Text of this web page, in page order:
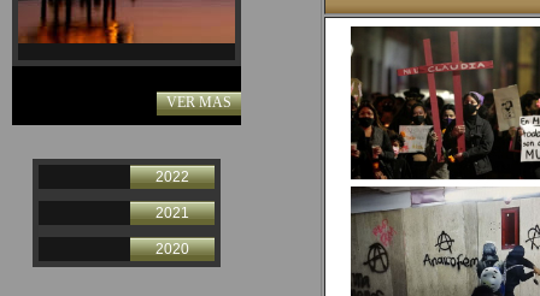
VER MAS
2022
2021
2020